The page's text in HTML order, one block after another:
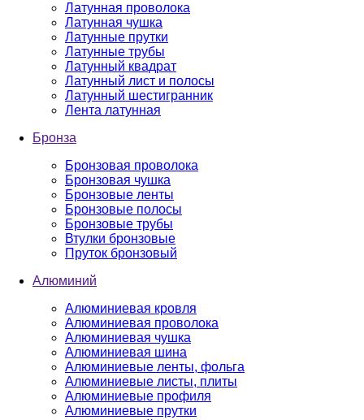
Латунная проволока
Латунная чушка
Латунные прутки
Латунные трубы
Латунный квадрат
Латунный лист и полосы
Латунный шестигранник
Лента латунная
Бронза
Бронзовая проволока
Бронзовая чушка
Бронзовые ленты
Бронзовые полосы
Бронзовые трубы
Втулки бронзовые
Пруток бронзовый
Алюминий
Алюминиевая кровля
Алюминиевая проволока
Алюминиевая чушка
Алюминиевая шина
Алюминиевые ленты, фольга
Алюминиевые листы, плиты
Алюминиевые профиля
Алюминиевые прутки